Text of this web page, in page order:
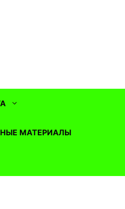
МАТЕРИАЛЫ